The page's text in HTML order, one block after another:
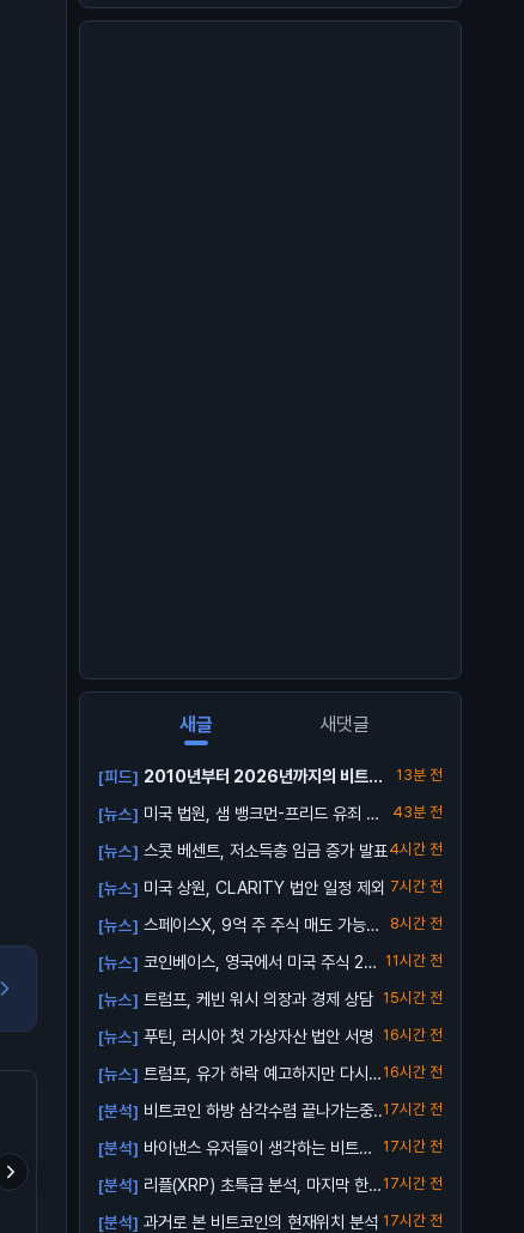
프리미엄 거의다 빠졌최후의 BTC 트랩이 곧 온 업비트 신규상장 캡코인
새글 새댓글
[피드] 2010년부터 2026년까지의 비트코
인 가격 ...
13분 전
[뉴스] 미국 법원, 샘 뱅크먼-프리드 유죄 확
43분 전
[뉴스] 스콧 베센트, 저소득층 임금 증가 발표 4시간 전
[뉴스] 미국 상원, CLARITY 법안 일정 제외 7시간 전
[뉴스] 스페이스X, 9억 주 주식 매도 가능해
8시간 전
[뉴스] 코인베이스, 영국에서 미국 주식 24/
5 거래...
11시간 전
[뉴스] 트럼프, 케빈 워시 의장과 경제 상담 15시간 전
[뉴스] 푸틴, 러시아 첫 가상자산 법안 서명 16시간 전
[뉴스] 트럼프, 유가 하락 예고하지만 다시
오를 수 ...
16시간 전
[분석] 비트코인 하방 삼각수렴 끝나가는중..17시간 전
[분석] 바이낸스 유저들이 생각하는 비트코
인 바닥
17시간 전
[분석] 리플(XRP) 초특급 분석, 마지막 한번
받아...
17시간 전
[분석] 과거로 본 비트코인의 현재위치 분석 17시간 전